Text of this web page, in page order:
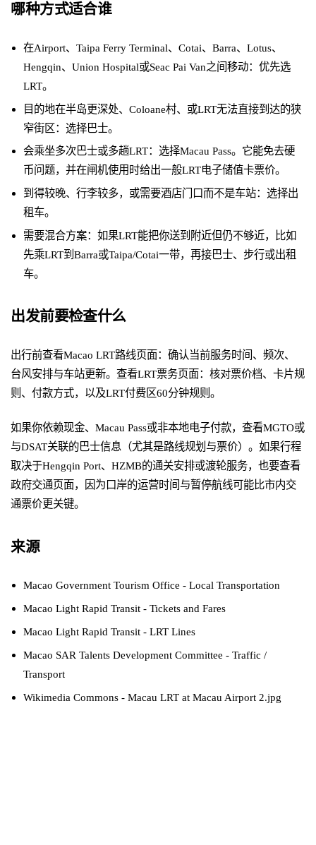
哪种方式适合谁
在Airport、Taipa Ferry Terminal、Cotai、Barra、Lotus、
Hengqin、Union Hospital或Seac Pai Van之间移动：优先选
LRT。
目的地在半岛更深处、Coloane村、或LRT无法直接到达的狭
窄街区：选择巴士。
会乘坐多次巴士或多趟LRT：选择Macau Pass。它能免去硬
币问题，并在闸机使用时给出一般LRT电子储值卡票价。
到得较晚、行李较多，或需要酒店门口而不是车站：选择出
租车。
需要混合方案：如果LRT能把你送到附近但仍不够近，比如
先乘LRT到Barra或Taipa/Cotai一带，再接巴士、步行或出租
车。
出发前要检查什么
出行前查看Macao LRT路线页面：确认当前服务时间、频次、
台风安排与车站更新。查看LRT票务页面：核对票价档、卡片规
则、付款方式，以及LRT付费区60分钟规则。
如果你依赖现金、Macau Pass或非本地电子付款，查看MGTO或
与DSAT关联的巴士信息（尤其是路线规划与票价）。如果行程
取决于Hengqin Port、HZMB的通关安排或渡轮服务，也要查看
政府交通页面，因为口岸的运营时间与暂停航线可能比市内交
通票价更关键。
来源
Macao Government Tourism Office - Local Transportation
Macao Light Rapid Transit - Tickets and Fares
Macao Light Rapid Transit - LRT Lines
Macao SAR Talents Development Committee - Traffic /
Transport
Wikimedia Commons - Macau LRT at Macau Airport 2.jpg